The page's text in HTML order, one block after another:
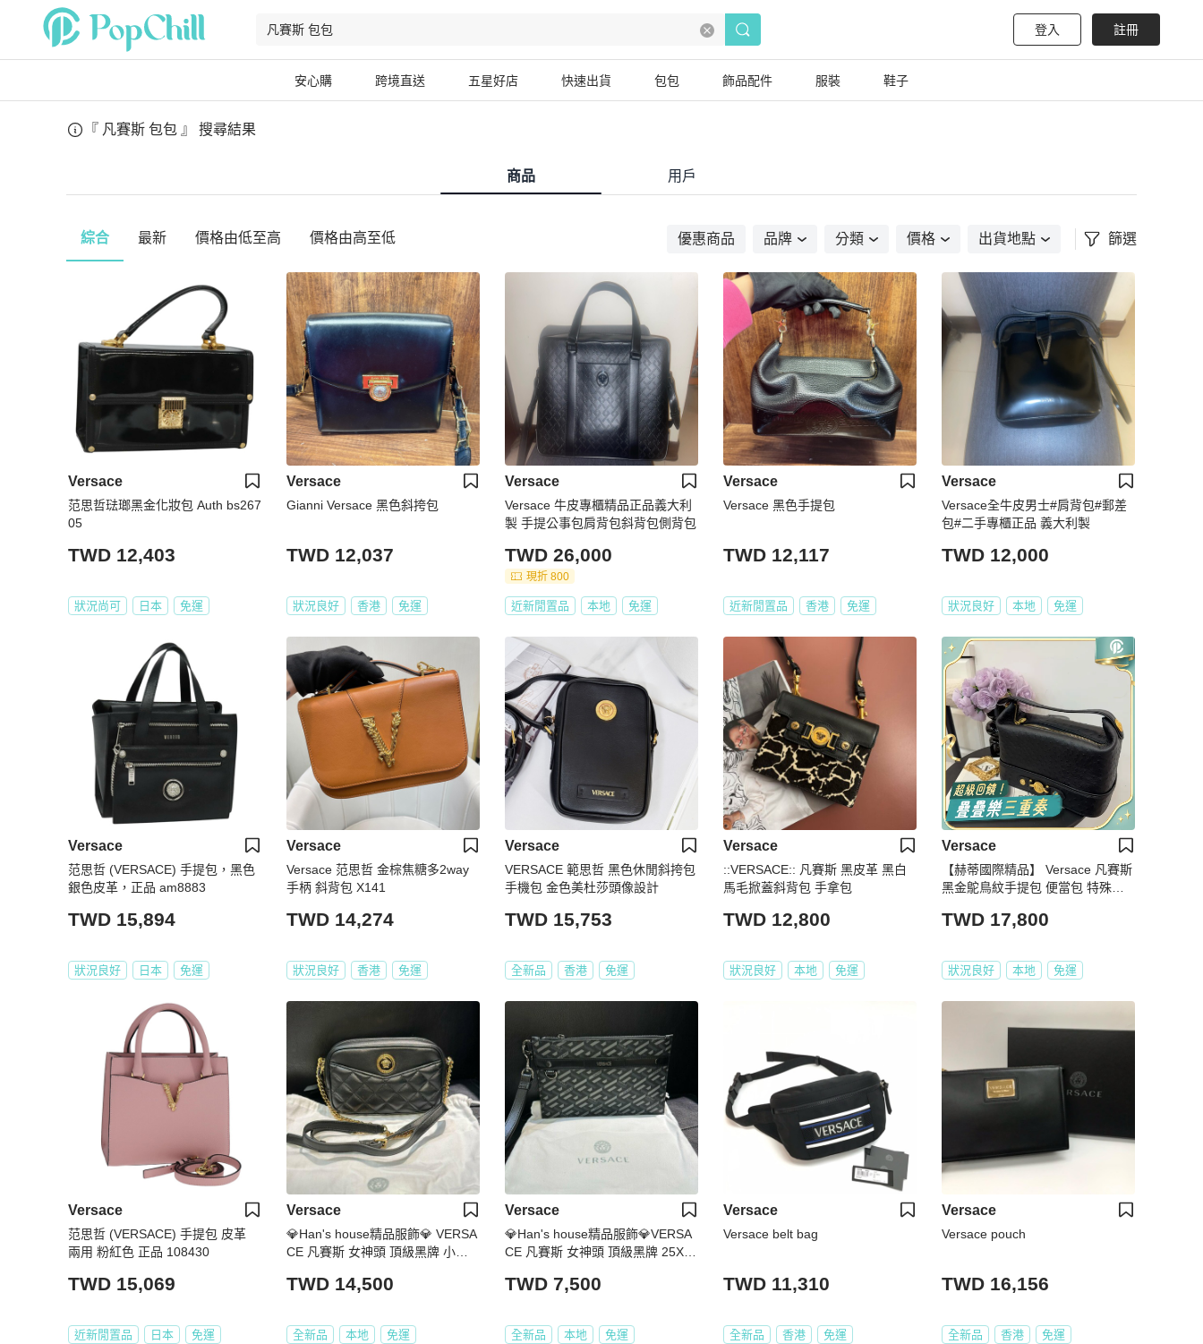
登入 註冊
安心購 跨境直送 五星好店 快速出貨 包包 飾品配件 服裝 鞋子
『 凡賽斯 包包 』 搜尋結果
商品 用戶
綜合 最新 價格由低至高 價格由高至低 優惠商品 品牌 分類 價格 出貨地點 篩選
Versace
范思哲琺瑯黑金化妝包 Auth bs267
05
TWD 12,403
狀況尚可 日本 免運
Versace
Gianni Versace 黑色斜挎包
TWD 12,037
狀況良好 香港 免運
Versace
Versace 牛皮專櫃精品正品義大利
製 手提公事包肩背包斜背包側背包
TWD 26,000
現折 800
近新閒置品 本地 免運
Versace
Versace 黑色手提包
TWD 12,117
近新閒置品 香港 免運
Versace
Versace全牛皮男士#肩背包#郵差
包#二手專櫃正品 義大利製
TWD 12,000
狀況良好 本地 免運
Versace
范思哲 (VERSACE) 手提包，黑色
銀色皮革，正品 am8883
TWD 15,894
狀況良好 日本 免運
Versace
Versace 范思哲 金棕焦糖多2way
手柄 斜背包 X141
TWD 14,274
狀況良好 香港 免運
Versace
VERSACE 範思哲 黑色休閒斜挎包
手機包 金色美杜莎頭像設計
TWD 15,753
全新品 香港 免運
Versace
::VERSACE:: 凡賽斯 黑皮革 黑白
馬毛掀蓋斜背包 手拿包
TWD 12,800
狀況良好 本地 免運
Versace
【赫蒂國際精品】 Versace 凡賽斯
黑金鴕鳥紋手提包​​ 便當包 特殊款 v
TWD 17,800
狀況良好 本地 免運
Versace
范思哲 (VERSACE) 手提包 皮革
兩用 粉紅色 正品 108430
TWD 15,069
近新閒置品 日本 免運
Versace
💎Han's house精品服飾💎 VERSA
CE 凡賽斯 女神頭 頂級黑牌 小羊
TWD 14,500
全新品 本地 免運
Versace
💎Han's house精品服飾💎VERSA
CE 凡賽斯 女神頭 頂級黑牌 25X17
TWD 7,500
全新品 本地 免運
Versace
Versace belt bag
TWD 11,310
全新品 香港 免運
Versace
Versace pouch
TWD 16,156
全新品 香港 免運